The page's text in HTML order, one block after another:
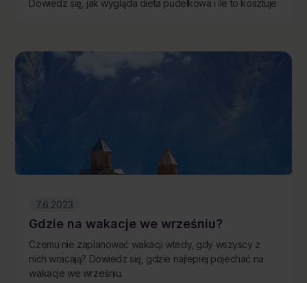
Dowiedz się, jak wygląda dieta pudełkowa i ile to kosztuje
7.6.2023
Gdzie na wakacje we wrześniu?
Czemu nie zaplanować wakacji wtedy, gdy wszyscy z
nich wracają? Dowiedz się, gdzie najlepiej pojechać na
wakacje we wrześniu.